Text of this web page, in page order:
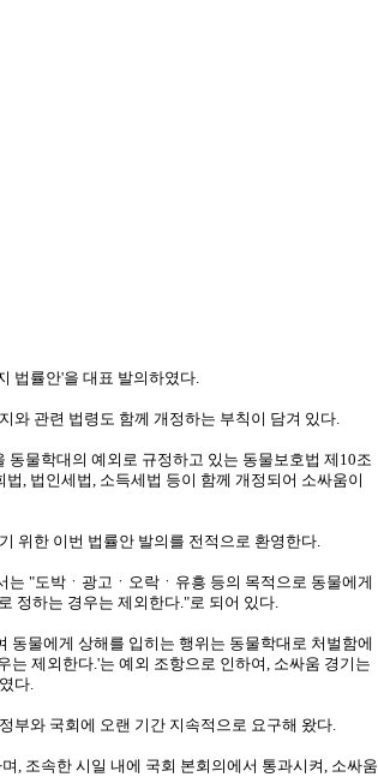
법률안'을 대표 발의하였다.
와 관련 법령도 함께 개정하는 부칙이 담겨 있다.
물학대의 예외로 규정하고 있는 동물보호법 제10조
, 법인세법, 소득세법 등이 함께 개정되어 소싸움이
위한 이번 법률안 발의를 전적으로 환영한다.
"도박ㆍ광고ㆍ오락ㆍ유흥 등의 목적으로 동물에게
정하는 경우는 제외한다."로 되어 있다.
동물에게 상해를 입히는 행위는 동물학대로 처벌함에
제외한다.'는 예외 조항으로 인하여, 소싸움 경기는
다.
부와 국회에 오랜 기간 지속적으로 요구해 왔다.
, 조속한 시일 내에 국회 본회의에서 통과시켜, 소싸움